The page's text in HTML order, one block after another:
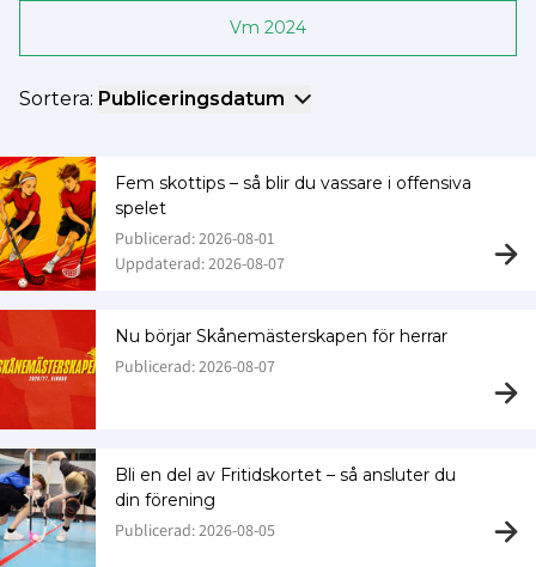
Vm 2024
Sortera: Publiceringsdatum
Fem skottips – så blir du vassare i offensiva
spelet
Publicerad: 2026-08-01
Uppdaterad: 2026-08-07
Nu börjar Skånemästerskapen för herrar
Publicerad: 2026-08-07
Bli en del av Fritidskortet – så ansluter du
din förening
Publicerad: 2026-08-05